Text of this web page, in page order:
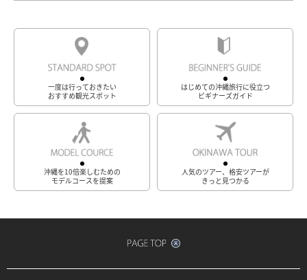
一度は行っておきたい
おすすめ観光スポット
はじめての沖縄旅行に役立つ
ビギナーズガイド
沖縄を10倍楽しむための
モデルコースを提案
人気のツアー、格安ツアーが
きっと見つかる